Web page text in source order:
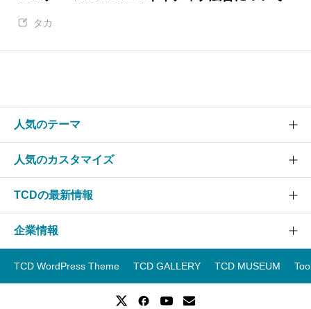
タカ
人気のテーマ
SOLARIS
NANO
人気のカスタマイズ
グローバルメニュー
フッター
TCDの最新情報
TCDニュース
企業情報
運営会社
TCD WordPress Theme TCD GALLERY TCD MUSEUM